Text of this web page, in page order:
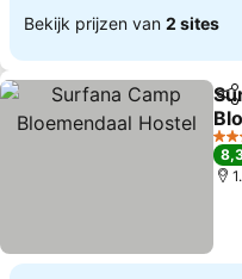
Bekijk prijzen van 2 sites
3